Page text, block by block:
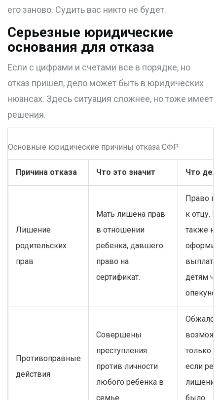
его заново. Судить вас никто не будет.
Серьезные юридические
основания для отказа
Если с цифрами и счетами все в порядке, но
отказ пришел, дело может быть в юридических
нюансах. Здесь ситуация сложнее, но тоже имеет
решения.
Основные юридические причины отказа СФР
Причина отказа Что это значит Что
Лишение
родительских
прав
Мать лишена прав
в отношении
ребенка, давшего
право на
сертификат.
Право
к отцу.
также
выплату
детям
Противоправные
действия
Совершены
преступления
против личности
любого ребенка в
семье.
только
если
лишении
было